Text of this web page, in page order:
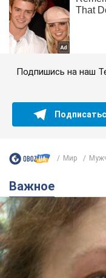
Подпишись на наш
Мир
Важное